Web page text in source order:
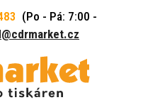
(Po - Pá: 7:00 -